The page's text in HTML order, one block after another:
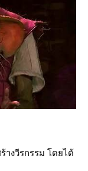
างวีรกรรม โดยได้